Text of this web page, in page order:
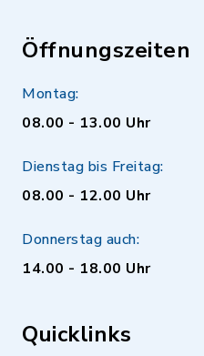
Öffnungszeiten
Montag:
08.00 - 13.00 Uhr
Dienstag bis Freitag:
08.00 - 12.00 Uhr
Donnerstag auch:
14.00 - 18.00 Uhr
Quicklinks